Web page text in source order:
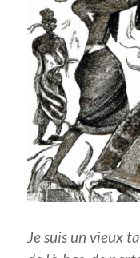
Je suis un vieux